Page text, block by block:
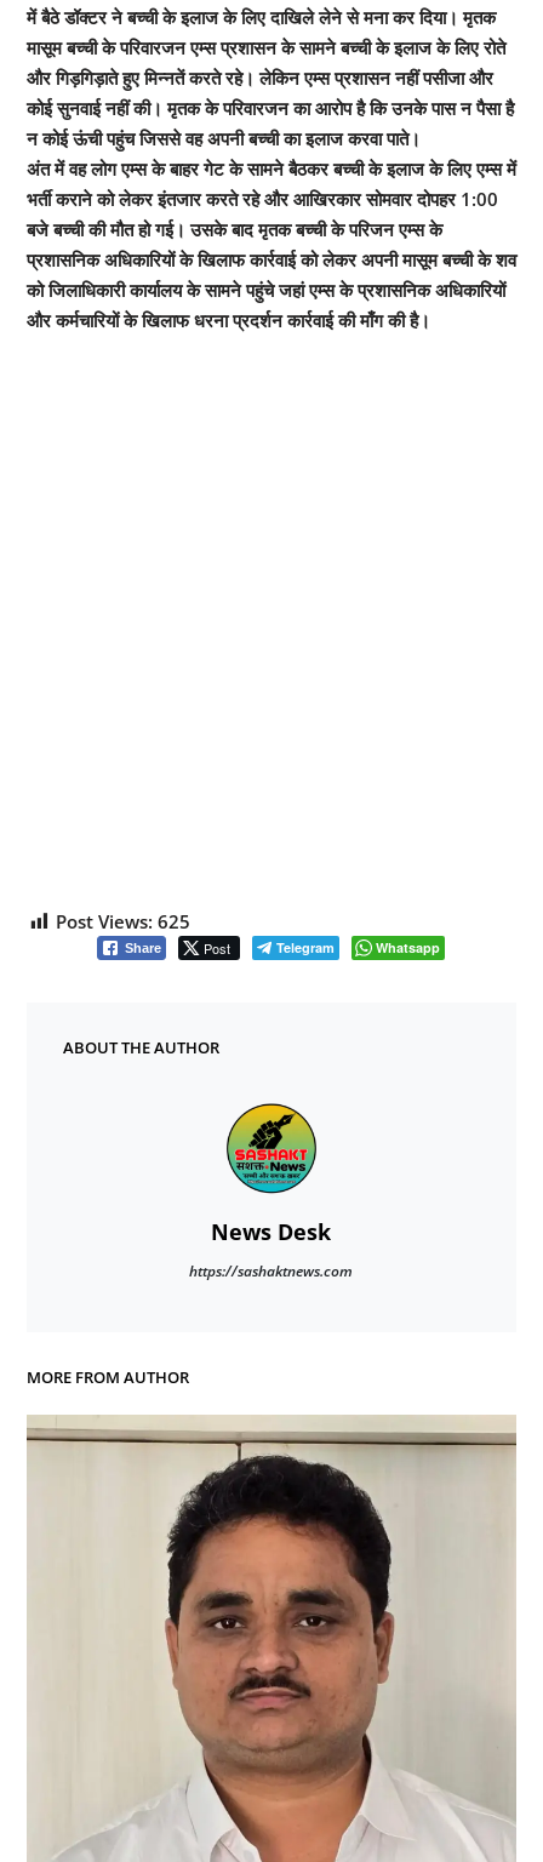
में बैठे डॉक्टर ने बच्ची के इलाज के लिए दाखिले लेने से मना कर दिया। मृतक
मासूम बच्ची के परिवारजन एम्स प्रशासन के सामने बच्ची के इलाज के लिए रोते
और गिड़गिड़ाते हुए मिन्नतें करते रहे। लेकिन एम्स प्रशासन नहीं पसीजा और
कोई सुनवाई नहीं की। मृतक के परिवारजन का आरोप है कि उनके पास न पैसा है
न कोई ऊंची पहुंच जिससे वह अपनी बच्ची का इलाज करवा पाते।
अंत में वह लोग एम्स के बाहर गेट के सामने बैठकर बच्ची के इलाज के लिए एम्स में
भर्ती कराने को लेकर इंतजार करते रहे और आखिरकार सोमवार दोपहर 1:00
बजे बच्ची की मौत हो गई। उसके बाद मृतक बच्ची के परिजन एम्स के
प्रशासनिक अधिकारियों के खिलाफ कार्रवाई को लेकर अपनी मासूम बच्ची के शव
को जिलाधिकारी कार्यालय के सामने पहुंचे जहां एम्स के प्रशासनिक अधिकारियों
और कर्मचारियों के खिलाफ धरना प्रदर्शन कार्रवाई की माँग की है।
Post Views: 625
Share Post Telegram Whatsapp
ABOUT THE AUTHOR
News Desk
https://sashaktnews.com
MORE FROM AUTHOR